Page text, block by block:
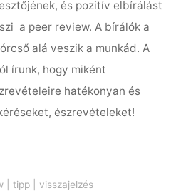
és pozitív elbírálást
a peer review. A bírálók a
alá veszik a munkád. A
írunk, hogy miként
hatékonyan és
észrevételeket!
| tipp| visszajelzés